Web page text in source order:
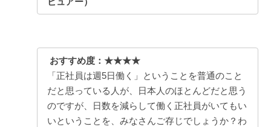
おすすめ度：★★★★
「正社員は週5日働く」ということを普通のこと
だと思っている人が、日本人のほとんどだと思う
のですが、日数を減らして働く正社員がいてもい
いということを、みなさんご存じでしょうか？わ